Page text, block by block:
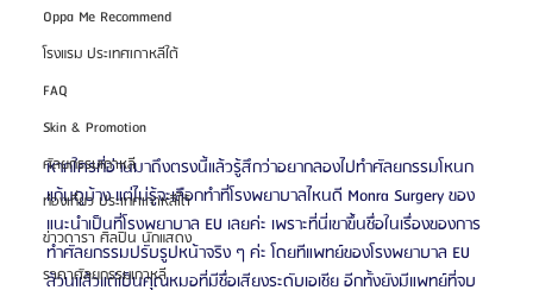
Oppa Me Recommend
โรงแรม ประเทศเกาหลีใต้
FAQ
Skin & Promotion
ศัลยกรรมเกาหลี
ท่องเที่ยว ประเทศเกาหลีใต้
ข่าวดารา ศิลปิน นักแสดง
ราคาศัลยกรรมเกาหลี
หากใครที่อ่านมาถึงตรงนี้แล้วรู้สึกว่าอยากลองไปทำศัลยกรรมโหนก
แก้มดูบ้าง แต่ไม่รู้จะเลือกทำที่โรงพยาบาลไหนดี Monra Surgery ของ
แนะนำเป็นที่โรงพยาบาล EU เลยค่ะ เพราะที่นี่เขาขึ้นชื่อในเรื่องของการ
ทำศัลยกรรมปรับรูปหน้าจริง ๆ ค่ะ โดยทีแพทย์ของโรงพยาบาล EU
ล้วนแล้วแต่เป็นคุณหมอที่มีชื่อเสียงระดับเอเชีย อีกทั้งยังมีแพทย์ที่จบ